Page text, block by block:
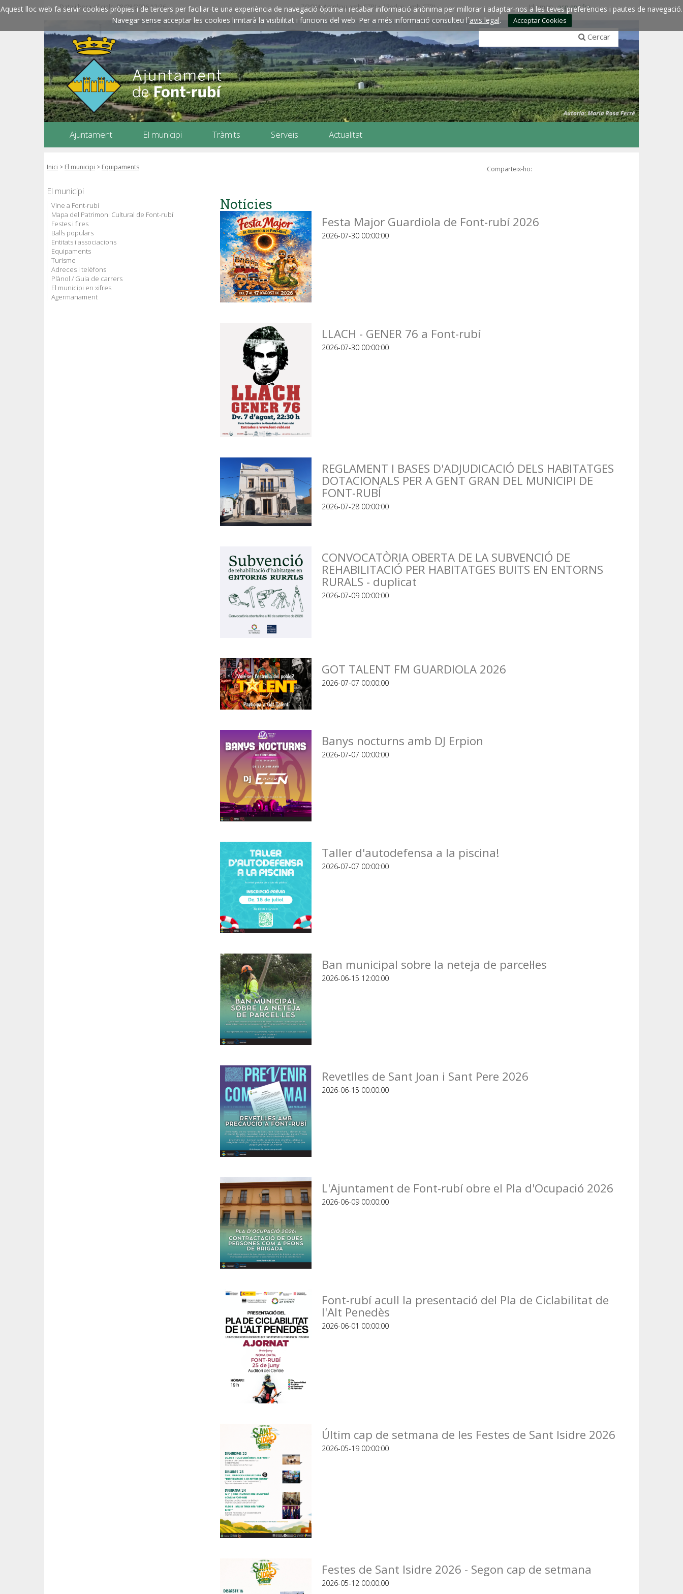
Aquest lloc web fa servir cookies pròpies i de tercers per faciliar-te una experiència de navegació òptima i recabar informació anònima per millorar i adaptar-nos a les teves preferències i pautes de navegació.
Navegar sense acceptar les cookies limitarà la visibilitat i funcions del web. Per a més informació consulteu l´avis legal. Acceptar Cookies
Data i hora oficials: 08/08/2026 12:36 ZOOM: Amplieu amb CTRL+ / Reduïu amb CTRL- Idiomes:esp engfra
Cercar
Ajuntament El municipi Tràmits Serveis Actualitat
Inici > El municipi > Equipaments Comparteix-ho:
El municipi
Vine a Font-rubí
Mapa del Patrimoni Cultural de Font-rubí
Festes i fires
Balls populars
Entitats i associacions
Equipaments
Turisme
Adreces i telèfons
Plànol / Guia de carrers
El municipi en xifres
Agermanament
Notícies
Festa Major Guardiola de Font-rubí 2026
2026-07-30 00:00:00
LLACH - GENER 76 a Font-rubí
2026-07-30 00:00:00
REGLAMENT I BASES D'ADJUDICACIÓ DELS HABITATGES
DOTACIONALS PER A GENT GRAN DEL MUNICIPI DE
FONT-RUBÍ
2026-07-28 00:00:00
CONVOCATÒRIA OBERTA DE LA SUBVENCIÓ DE
REHABILITACIÓ PER HABITATGES BUITS EN ENTORNS
RURALS - duplicat
2026-07-09 00:00:00
GOT TALENT FM GUARDIOLA 2026
2026-07-07 00:00:00
Banys nocturns amb DJ Erpion
2026-07-07 00:00:00
Taller d'autodefensa a la piscina!
2026-07-07 00:00:00
Ban municipal sobre la neteja de parcel·les
2026-06-15 12:00:00
Revetlles de Sant Joan i Sant Pere 2026
2026-06-15 00:00:00
L'Ajuntament de Font-rubí obre el Pla d'Ocupació 2026
2026-06-09 00:00:00
Font-rubí acull la presentació del Pla de Ciclabilitat de
l'Alt Penedès
2026-06-01 00:00:00
Últim cap de setmana de les Festes de Sant Isidre 2026
2026-05-19 00:00:00
Festes de Sant Isidre 2026 - Segon cap de setmana
2026-05-12 00:00:00